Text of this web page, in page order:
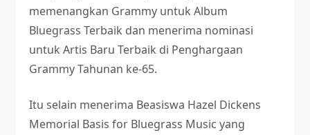
memenangkan Grammy untuk Album
Bluegrass Terbaik dan menerima nominasi
untuk Artis Baru Terbaik di Penghargaan
Grammy Tahunan ke-65.
Itu selain menerima Beasiswa Hazel Dickens
Memorial Basis for Bluegrass Music yang